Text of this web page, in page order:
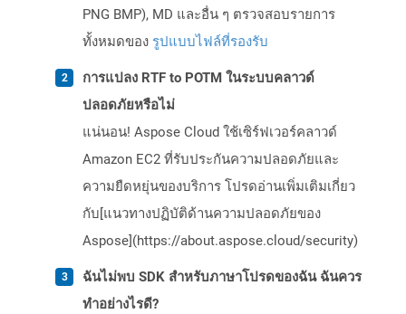
PNG BMP), MD และอื่น ๆ ตรวจสอบรายการ
ทั้งหมดของ รูปแบบไฟล์ที่รองรับ
การแปลง RTF to POTM ในระบบคลาวด์
ปลอดภัยหรือไม่
แน่นอน! Aspose Cloud ใช้เซิร์ฟเวอร์คลาวด์
Amazon EC2 ที่รับประกันความปลอดภัยและ
ความยืดหยุ่นของบริการ โปรดอ่านเพิ่มเติมเกี่ยว
กับ[แนวทางปฏิบัติด้านความปลอดภัยของ
Aspose](https://about.aspose.cloud/security)
ฉันไม่พบ SDK สำหรับภาษาโปรดของฉัน ฉันควร
ทำอย่างไรดี?